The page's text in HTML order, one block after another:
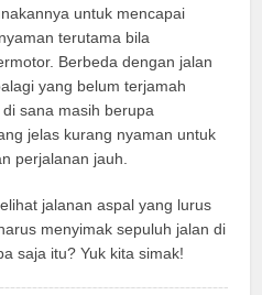
untuk mencapai
terutama bila
Berbeda dengan jalan
yang belum terjamah
sana masih berupa
jelas kurang nyaman untuk
perjalanan jauh.
jalanan aspal yang lurus
menyimak sepuluh jalan di
saja itu? Yuk kita simak!